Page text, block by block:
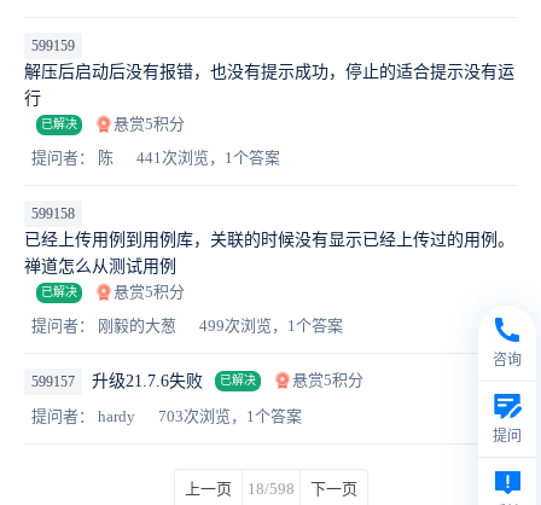
599159
解压后启动后没有报错，也没有提示成功，停止的适合提示没有运
行
已解决
悬赏5积分
提问者： 陈
441次浏览，1个答案
599158
已经上传用例到用例库，关联的时候没有显示已经上传过的用例。
禅道怎么从测试用例
已解决
悬赏5积分
提问者： 刚毅的大葱
499次浏览，1个答案
599157 升级21.7.6失败 已解决
悬赏5积分
提问者： hardy
703次浏览，1个答案
上一页 18/598 下一页
咨询
提问